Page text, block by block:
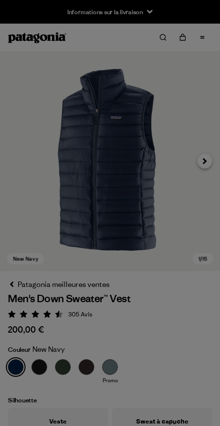
Informations sur la livraison
New Navy
Patagonia meilleures ventes
Men's Down Sweater™ Vest
Évaluation: 4.5 / 5
305Avis
200,00 €
Couleur New Navy
Promo
Silhouette
Veste Sweat à capuche